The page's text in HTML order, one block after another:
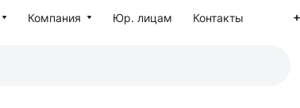
Компания Юр. лицам Контакты